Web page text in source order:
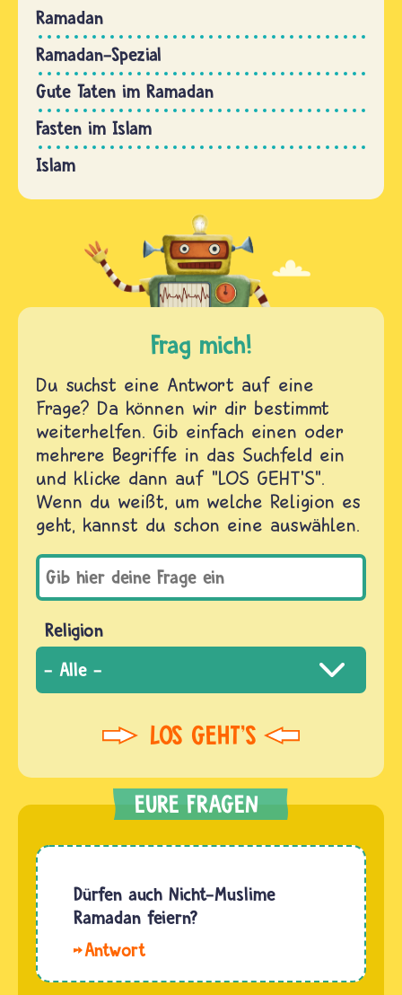
Ramadan
Ramadan-Spezial
Gute Taten im Ramadan
Fasten im Islam
Islam
Frag mich!
Du suchst eine Antwort auf eine
Frage? Da können wir dir bestimmt
weiterhelfen. Gib einfach einen oder
mehrere Begriffe in das Suchfeld ein
und klicke dann auf "LOS GEHT'S".
Wenn du weißt, um welche Religion es
geht, kannst du schon eine auswählen.
Religion
Dürfen auch Nicht-Muslime
Ramadan feiern?